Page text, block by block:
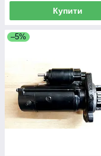
Купити
–5%